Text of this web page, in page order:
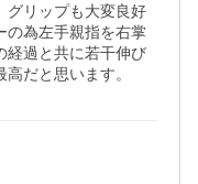
グリップも大変良好
の為左手親指を右掌
経過と共に若干伸び
だと思います。